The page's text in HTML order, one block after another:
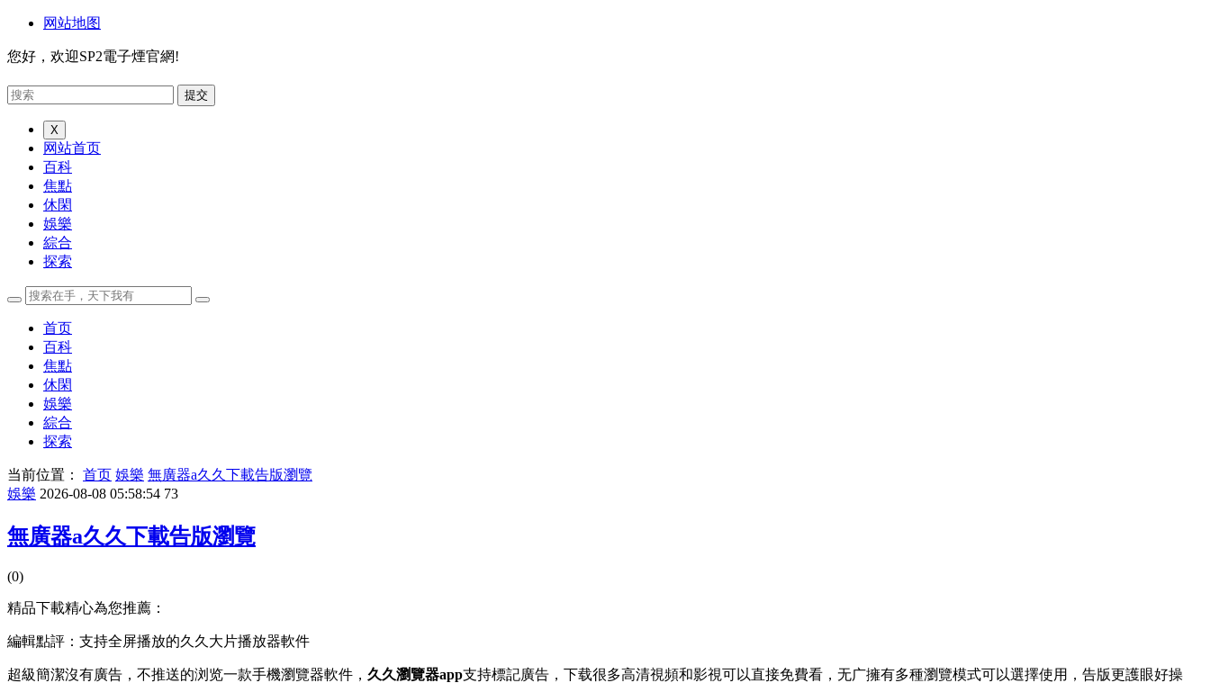
网站地图
您好，欢迎SP2電子煙官網!
X
网站首页
百科
焦點
休閑
娛樂
綜合
探索
首页
百科
焦點
休閑
娛樂
綜合
探索
当前位置： 首页 娛樂 無廣器a久久下載告版瀏覽
娛樂 2026-08-08 05:58:54 73
無廣器a久久下載告版瀏覽
(0)
精品下載精心為您推薦：
編輯點評：支持全屏播放的久久大片播放器軟件
超級簡潔沒有廣告，不推送的浏览一款手機瀏覽器軟件， 久久瀏覽器app支持標記廣告，下载很多高清視頻和影視可以直接免費看，无广擁有多種瀏覽模式可以選擇使用，告版更護眼好操